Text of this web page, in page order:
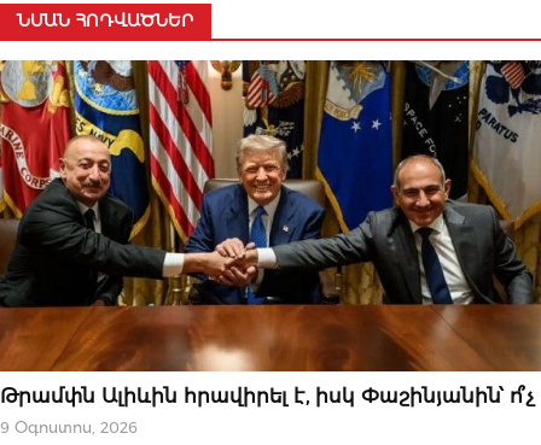
ՆՄԱՆ ՀՈԴՎԱԾՆԵՐ
ԿԱՐԵՎՈՐԸ
Թրամփն Ալիևին հրավիրել է, իսկ Փաշինյանին՝ ո՞չ
9 Օգոստոս, 2026